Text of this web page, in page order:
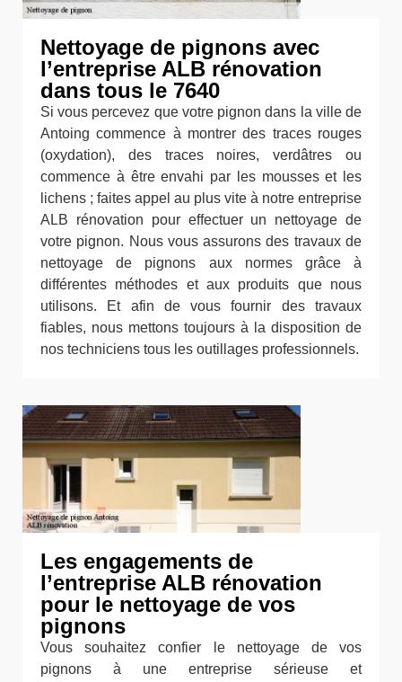
Nettoyage de pignons avec
l’entreprise ALB rénovation
dans tous le 7640
Si vous percevez que votre pignon dans la ville de
Antoing commence à montrer des traces rouges
(oxydation), des traces noires, verdâtres ou
commence à être envahi par les mousses et les
lichens ; faites appel au plus vite à notre entreprise
ALB rénovation pour effectuer un nettoyage de
votre pignon. Nous vous assurons des travaux de
nettoyage de pignons aux normes grâce à
différentes méthodes et aux produits que nous
utilisons. Et afin de vous fournir des travaux
fiables, nous mettons toujours à la disposition de
nos techniciens tous les outillages professionnels.
Les engagements de
l’entreprise ALB rénovation
pour le nettoyage de vos
pignons
Vous souhaitez confier le nettoyage de vos
pignons à une entreprise sérieuse et